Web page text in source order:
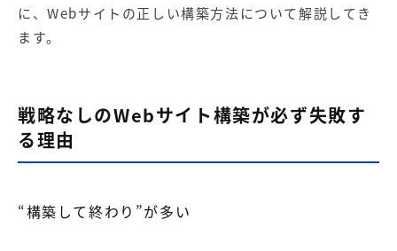
に、Webサイトの正しい構築方法について解説してき
ます。
戦略なしのWebサイト構築が必ず失敗す
る理由
“構築して終わり ”が多い